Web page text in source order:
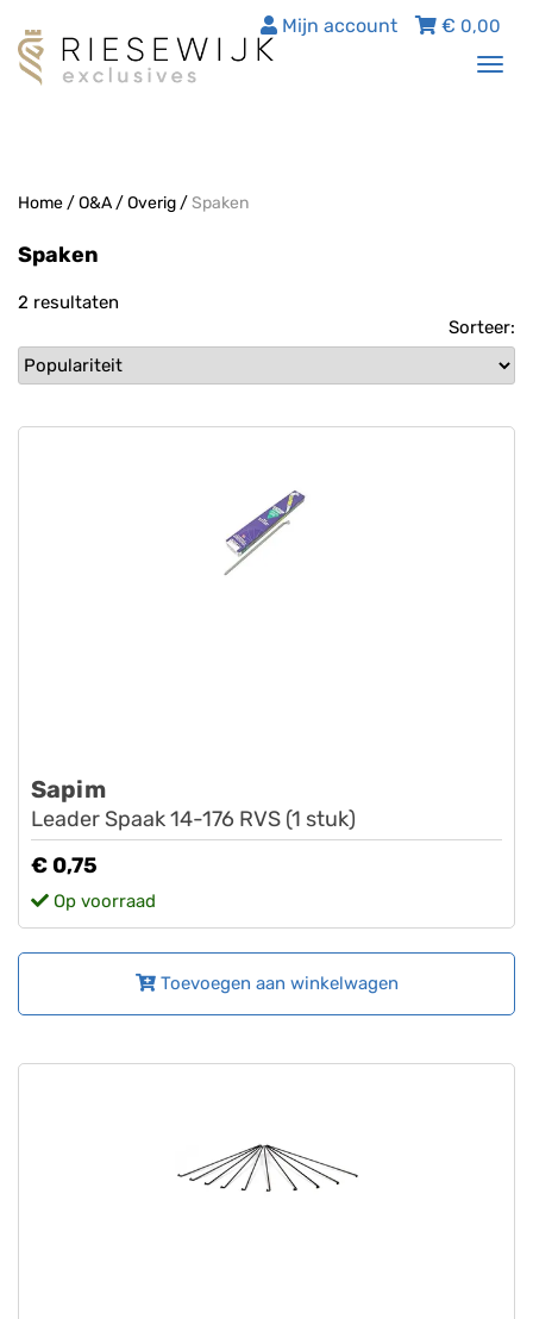
€ 0,00
Mijn account
Home/O&A/Overig/Spaken
Spaken
2 resultaten
Sorteer:
Sapim
Leader Spaak 14-176 RVS (1 stuk)
€ 0,75
Op voorraad
Toevoegen aan winkelwagen